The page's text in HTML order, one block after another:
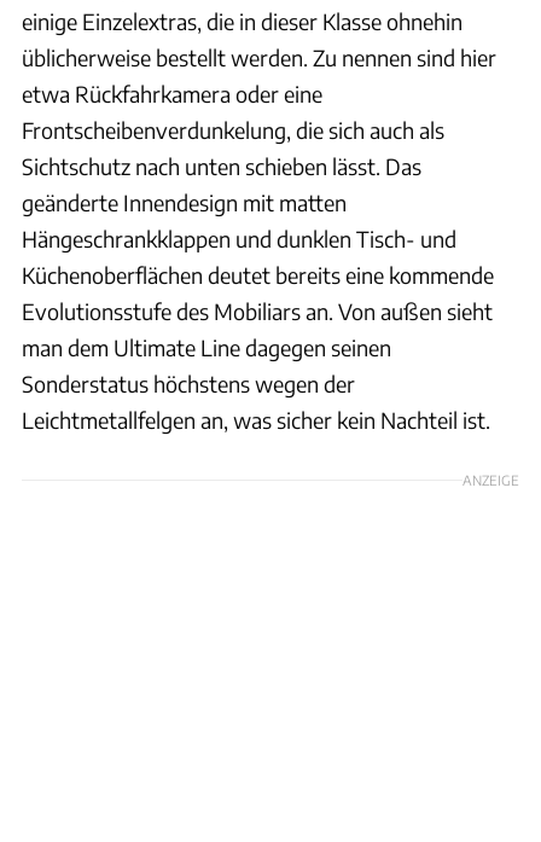
einige Einzelextras, die in dieser Klasse ohnehin
üblicherweise bestellt werden. Zu nennen sind hier
etwa Rückfahrkamera oder eine
Frontscheibenverdunkelung, die sich auch als
Sichtschutz nach unten schieben lässt. Das
geänderte Innendesign mit matten
Hängeschrankklappen und dunklen Tisch- und
Küchenoberflächen deutet bereits eine kommende
Evolutionsstufe des Mobiliars an. Von außen sieht
man dem Ultimate Line dagegen seinen
Sonderstatus höchstens wegen der
Leichtmetallfelgen an, was sicher kein Nachteil ist.
ANZEIGE